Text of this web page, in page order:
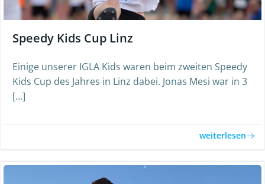
Speedy Kids Cup Linz
Einige unserer IGLA Kids waren beim zweiten Speedy
Kids Cup des Jahres in Linz dabei. Jonas Mesi war in 3
[…]
weiterlesen